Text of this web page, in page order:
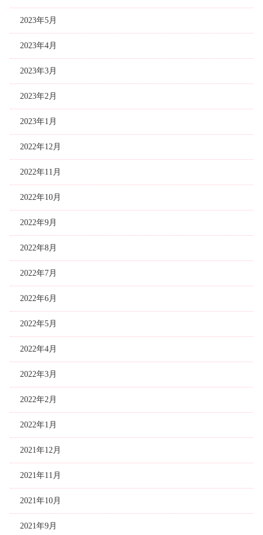
2023年5月
2023年4月
2023年3月
2023年2月
2023年1月
2022年12月
2022年11月
2022年10月
2022年9月
2022年8月
2022年7月
2022年6月
2022年5月
2022年4月
2022年3月
2022年2月
2022年1月
2021年12月
2021年11月
2021年10月
2021年9月